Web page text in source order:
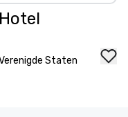
Staten